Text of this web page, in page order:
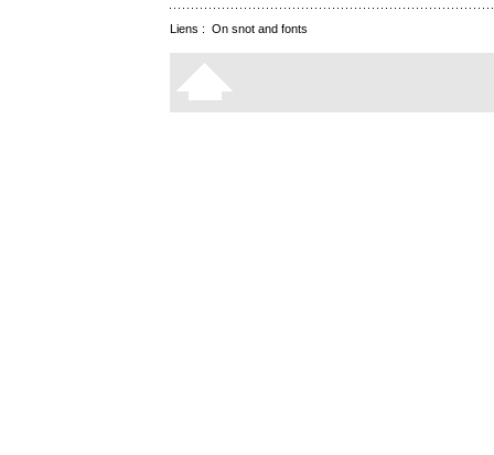
Liens : On snot and fonts